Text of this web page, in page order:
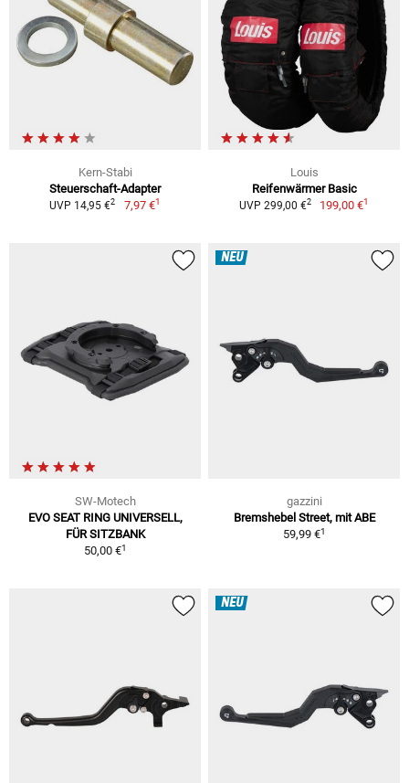
Kern-Stabi
Steuerschaft-Adapter
UVP 14,95 €2 7,97 €1
Louis
Reifenwärmer Basic
UVP 299,00 €2 199,00 €1
SW-Motech
EVO SEAT RING UNIVERSELL,
FÜR SITZBANK
50,00 €1
NEU
gazzini
Bremshebel Street, mit ABE
59,99 €1
NEU